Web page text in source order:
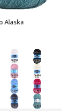
Alaska